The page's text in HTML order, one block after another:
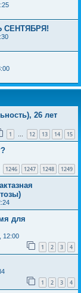
СЕНТЯБРЯ!
26 лет
1 … 12 13 14 15
1246 1247 1248 1249
для
12:00
1 2 3 4
1 2 3 4